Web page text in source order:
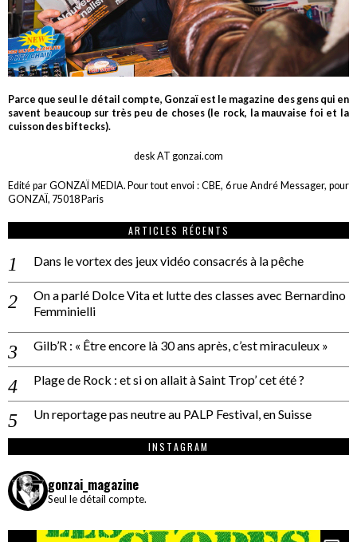
Parce que seul le détail compte, Gonzaï est le magazine des gens qui en
savent beaucoup sur très peu de choses (le rock, la mauvaise foi et la
cuisson des biftecks).
desk AT gonzai.com
Edité par GONZAÏ MEDIA. Pour tout envoi : CBE, 6 rue André Messager, pour
GONZAÏ, 75018 Paris
ARTICLES RÉCENTS
Dans le vortex des jeux vidéo consacrés à la pêche
On a parlé Dolce Vita et lutte des classes avec Bernardino
Femminielli
Gilb’R : « Être encore là 30 ans après, c’est miraculeux »
Plage de Rock : et si on allait à Saint Trop’ cet été ?
Un reportage pas neutre au PALP Festival, en Suisse
INSTAGRAM
gonzai_magazine
Seul le détail compte.